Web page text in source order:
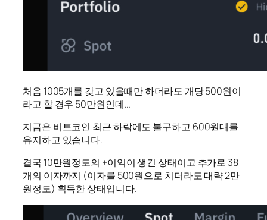
처음 1005개를 갖고 있을때만 하더라도 개당 500원이
라고 할 경우 50만원인데…
지금은 비트코인 최근 하락에도 불구하고 600원대를
유지하고 있습니다.
결국 10만원정도의 +이익이 생긴 상태이고 추가로 38
개의 이자까지 (이자를 500원으로 치더라도 대략 2만
원정도) 획득한 상태입니다.